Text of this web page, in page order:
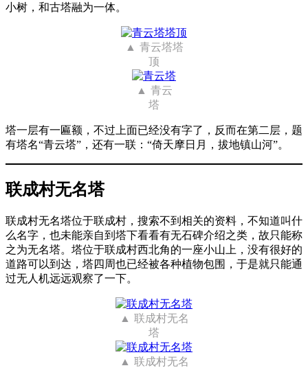
小树，和古塔融为一体。
青云塔塔
顶
青云
塔
塔一层有一匾额，不过上面已经没有字了，反而在第二层，题
有塔名“青云塔”，还有一联：“倚天摩日月，拔地镇山河”。
联成村无名塔
联成村无名塔位于联成村，搜索不到相关的资料，不知道叫什
么名字，也未能亲自到塔下看看有无石碑介绍之类，故只能称
之为无名塔。塔位于联成村西北角的一座小山上，没有很好的
道路可以到达，塔四周也已经被各种植物包围，于是就只能通
过无人机远远观察了一下。
联成村无名
塔
联成村无名